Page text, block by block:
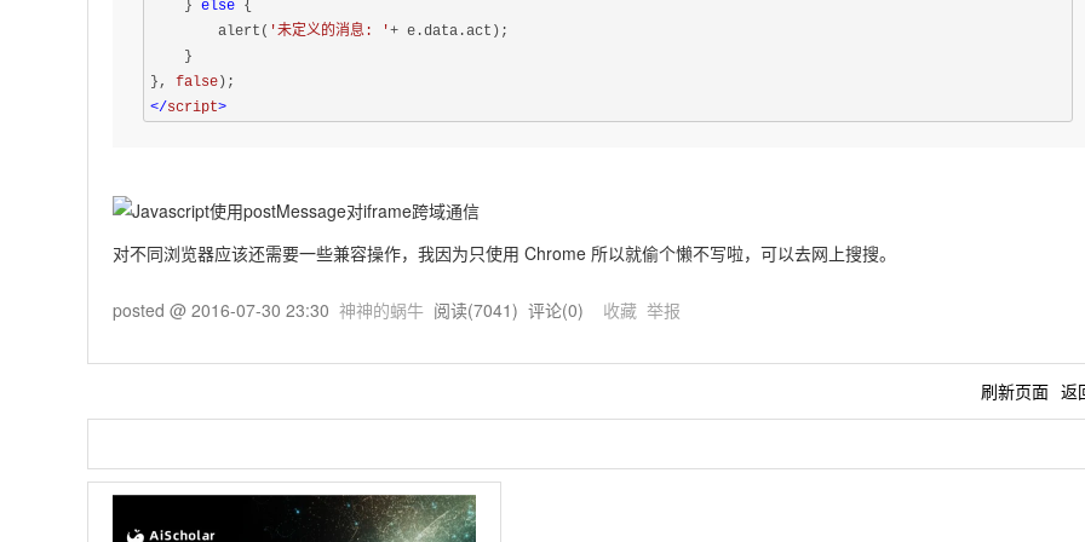
    }
else {
        alert(
'未定义的消息: '+ e.data.act);
}, false
</script>
对不同浏览器应该还需要一些兼容操作，我因为只使用 Chrome 所以就偷个懒不写啦，可以去网上搜搜。
posted @ 2016-07-30 23:30 神神的蜗牛 阅读(7041) 评论(0) 收藏 举报
刷新页面 返